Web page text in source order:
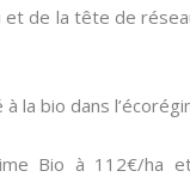
de la tête de
la bio dans
Bio à 112€/ha